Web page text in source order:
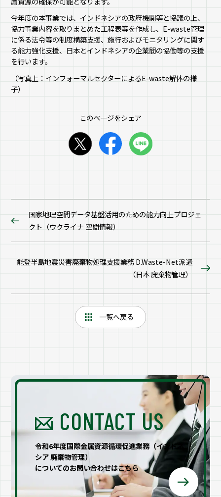
今年度の本事業では、インドネシアの政府機関等と協議の上、
協力事業内容を取りまとめた工程表等を作成し、E-waste管理
に係る法令等の制度構築支援、施行およびモニタリングに関す
る能力強化支援、日本とインドネシアの企業間の協働等の支援
を行います。
（写真上：インフォーマルセクターによるE-waste解体の様
子）
このページをシェア
国家地理空間データ基盤活用のための能力向上プロジェ
クト（ウクライナ 空間情報）
能登半島地震災害廃棄物処理支援業務 D.Waste-Net派遣
（日本 廃棄物管理）
一覧へ戻る
CONTACT US
令和6年度国際金属資源循環促進業務（インドネ
シア 廃棄物管理）
についてのお問い合わせはこちら